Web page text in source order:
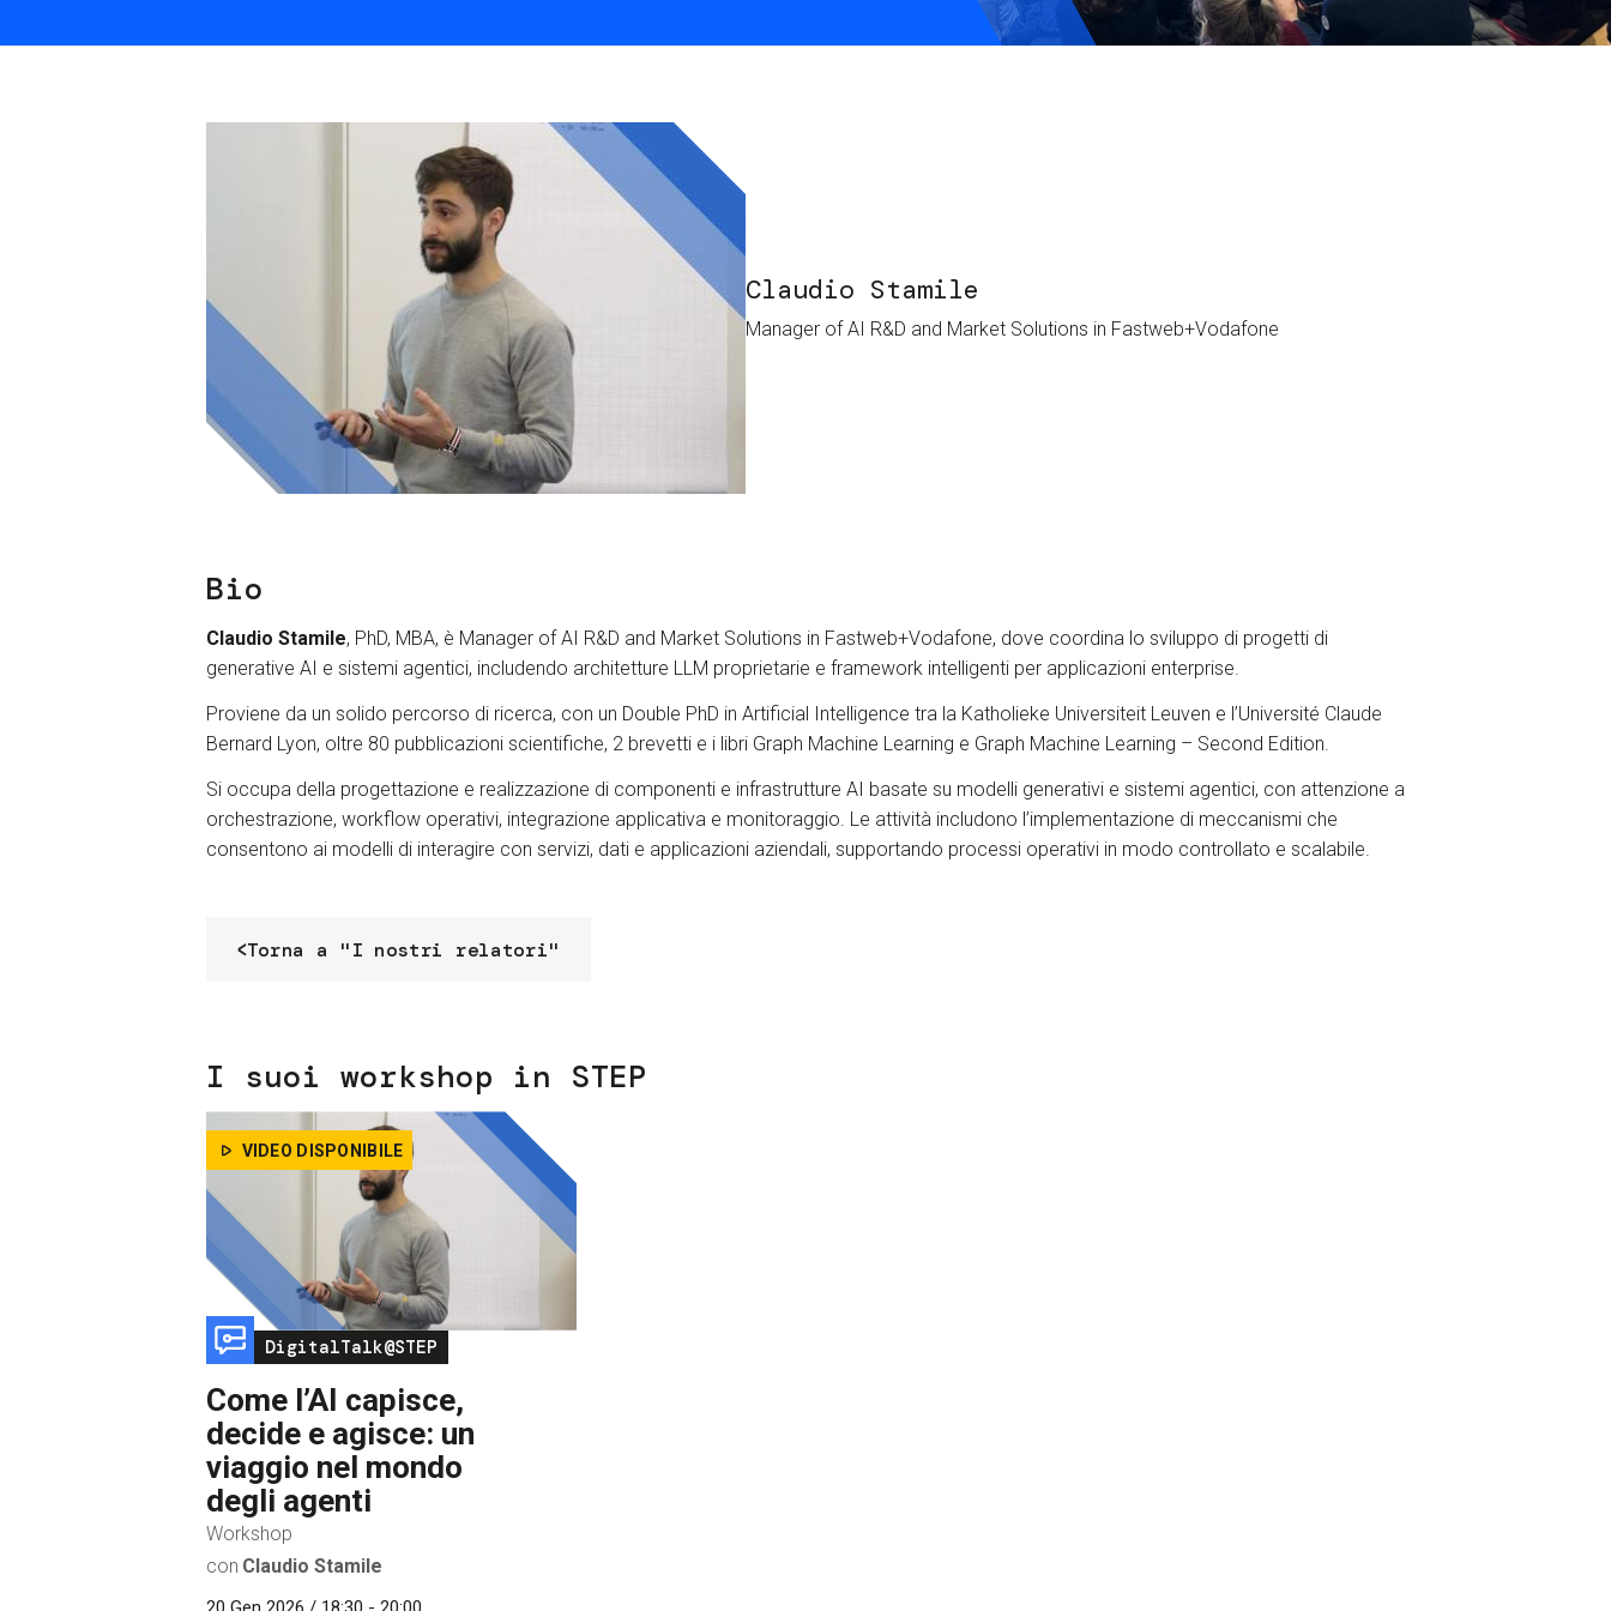
Servizi e accessibilità
Contatti
Biglietti
Claudio Stamile
Manager of AI R&D and Market Solutions in Fastweb+Vodafone
Bio
Claudio Stamile, PhD, MBA, è Manager of AI R&D and Market Solutions in Fastweb+Vodafone, dove coordina lo sviluppo di progetti di
generative AI e sistemi agentici, includendo architetture LLM proprietarie e framework intelligenti per applicazioni enterprise.
Proviene da un solido percorso di ricerca, con un Double PhD in Artificial Intelligence tra la Katholieke Universiteit Leuven e l’Université Claude
Bernard Lyon, oltre 80 pubblicazioni scientifiche, 2 brevetti e i libri Graph Machine Learning e Graph Machine Learning – Second Edition.
Si occupa della progettazione e realizzazione di componenti e infrastrutture AI basate su modelli generativi e sistemi agentici, con attenzione a
orchestrazione, workflow operativi, integrazione applicativa e monitoraggio. Le attività includono l’implementazione di meccanismi che
consentono ai modelli di interagire con servizi, dati e applicazioni aziendali, supportando processi operativi in modo controllato e scalabile.
Torna a "I nostri relatori"
I suoi workshop in STEP
VIDEO DISPONIBILE
Image
DigitalTalk@STEP
Come l’AI capisce,
decide e agisce: un
viaggio nel mondo
degli agenti
Workshop
con Claudio Stamile